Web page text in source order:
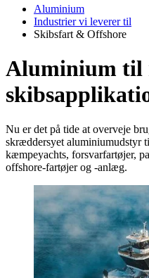
Aluminium
Industrier vi leverer til
Skibsfart & Offshore
Aluminium til
Nu er det på tide at overveje
skræddersyet aluminiumudstyr
kæmpeyachts, forsvarfartøjer,
offshore-fartøjer og -anlæg.